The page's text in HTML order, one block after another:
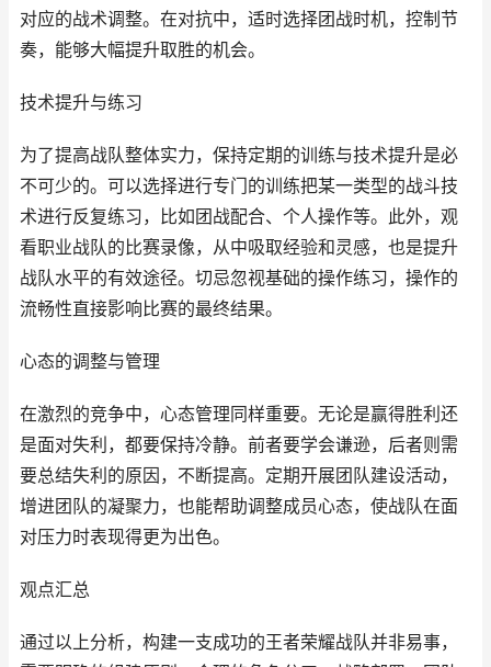
对应的战术调整。在对抗中，适时选择团战时机，控制节
奏，能够大幅提升取胜的机会。
技术提升与练习
为了提高战队整体实力，保持定期的训练与技术提升是必
不可少的。可以选择进行专门的训练把某一类型的战斗技
术进行反复练习，比如团战配合、个人操作等。此外，观
看职业战队的比赛录像，从中吸取经验和灵感，也是提升
战队水平的有效途径。切忌忽视基础的操作练习，操作的
流畅性直接影响比赛的最终结果。
心态的调整与管理
在激烈的竞争中，心态管理同样重要。无论是赢得胜利还
是面对失利，都要保持冷静。前者要学会谦逊，后者则需
要总结失利的原因，不断提高。定期开展团队建设活动，
增进团队的凝聚力，也能帮助调整成员心态，使战队在面
对压力时表现得更为出色。
观点汇总
通过以上分析，构建一支成功的王者荣耀战队并非易事，